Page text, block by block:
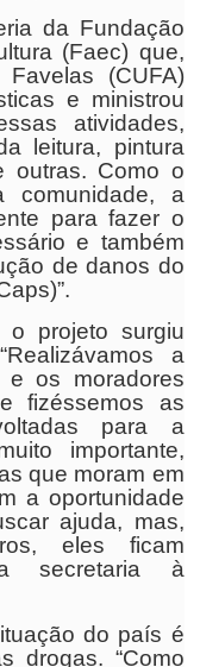
da Fundação
(Faec) que,
(CUFA)
e ministrou
atividades,
leitura, pintura
outras. Como o
a
para fazer o
e também
de danos do
o projeto surgiu
a
e os moradores
fizéssemos as
para a
importante,
que moram em
a oportunidade
ajuda, mas,
eles ficam
secretaria à
do país é
drogas. “Como